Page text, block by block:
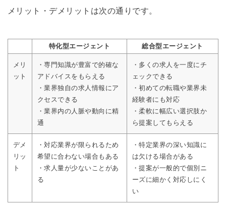
メリット・デメリットは次の通りです。
特化型エージェント 総合型エージェント
メリ
ット
・専門知識が豊富で的確な
アドバイスをもらえる
・業界独自の求人情報にア
クセスできる
・業界内の人脈や動向に精
通
・多くの求人を一度にチ
ェックできる
・初めての転職や業界未
経験者にも対応
・柔軟に幅広い選択肢か
ら提案してもらえる
デメ
リッ
ト
・対応業界が限られるため
希望に合わない場合もある
・求人量が少ないことがあ
る
・特定業界の深い知識に
は欠ける場合がある
・提案が一般的で個別ニ
ーズに細かく対応しにく
い